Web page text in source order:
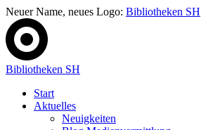
Neuer Name, neues Logo: Bibliotheken SH
Bibliotheken SH
Start
Aktuelles
Neuigkeiten